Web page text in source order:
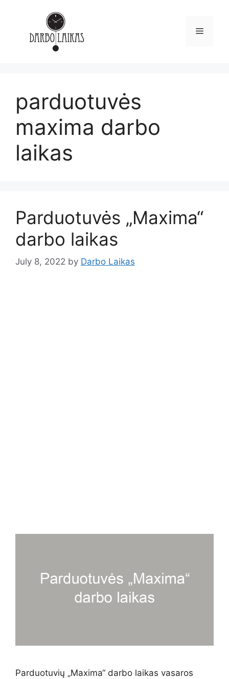
parduotuvės
maxima darbo
laikas
Parduotuvės „Maxima“
darbo laikas
July 8, 2022 by Darbo Laikas
Parduotuvių „Maxima“ darbo laikas vasaros